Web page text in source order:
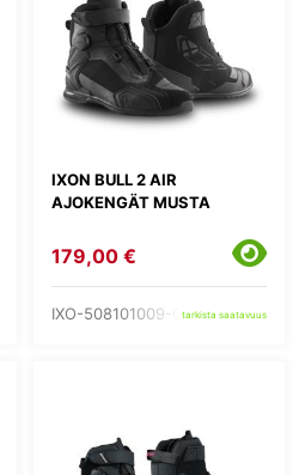
IXON BULL 2 AIR
AJOKENGÄT MUSTA
179,00 €
IXO-508101009-01-tarkista saatavuus